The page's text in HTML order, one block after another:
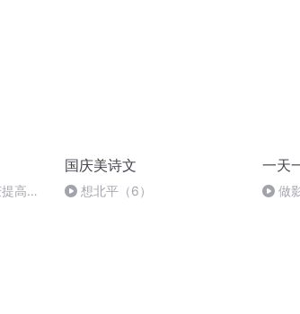
高班
国庆美诗文
想北平（6）
一天
做